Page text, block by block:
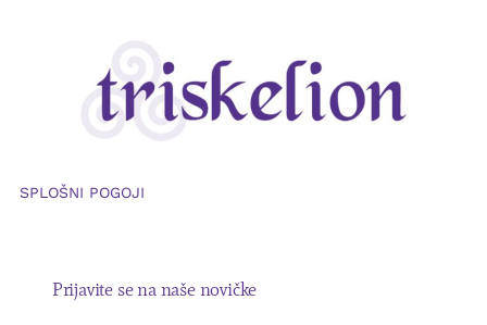
SPLOŠNI POGOJI
Prijavite se na naše novičke